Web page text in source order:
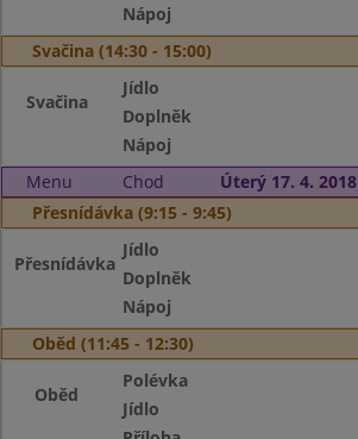
Nápoj
Svačina (14:30 - 15:00)
Svačina
Jídlo
Doplněk
Nápoj
Menu
Chod
Úterý 17. 4. 2018
Přesnídávka (9:15 - 9:45)
Přesnídávka
Jídlo
Doplněk
Nápoj
Oběd (11:45 - 12:30)
Oběd
Polévka
Jídlo